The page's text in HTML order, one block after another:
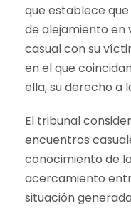
que establece
de alejamiento en
casual con su
en el que
ella, su derecho a
El tribunal
encuentros
conocimiento de
acercamiento
situación